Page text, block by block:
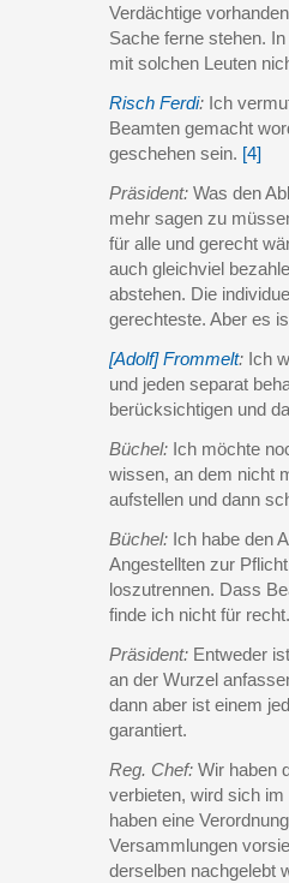
Verdächtige
Sache ferne stehen.
mit solchen Leuten
Risch Ferdi: Ich
Beamten gemacht
geschehen sein. [4]
Präsident: Was den
mehr sagen zu
für alle und gerecht
auch gleichviel
abstehen. Die
gerechteste. Aber es
[Adolf] Frommelt: Ich
und jeden separat
berücksichtigen und
Büchel: Ich möchte
wissen, an dem nicht
aufstellen und dann
Büchel: Ich habe den
Angestellten zur
loszutrennen. Dass
finde ich nicht für recht.
Präsident: Entweder
an der Wurzel
dann aber ist einem
garantiert.
Reg. Chef: Wir haben
verbieten, wird sich
haben eine
Versammlungen
derselben nachgelebt